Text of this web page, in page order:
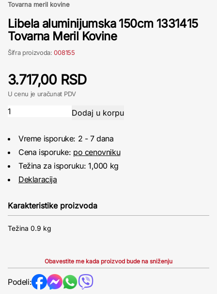
Tovarna meril kovine
Libela aluminijumska 150cm 1331415
Tovarna Meril Kovine
Šifra proizvoda:008155
3.717,00 RSD
U cenu je uračunat PDV
Vreme isporuke: 2 - 7 dana
Cena isporuke: po cenovniku
Težina za isporuku: 1,000 kg
Deklaracija
Karakteristike proizvoda
Težina 0.9 kg
Obavestite me kada proizvod bude na sniženju
Podeli: